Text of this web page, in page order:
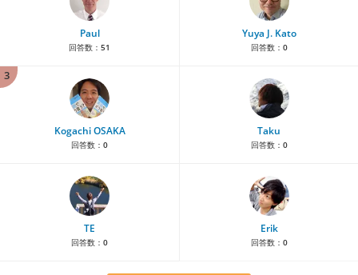
Paul
回答数： 51
Yuya J. Kato
回答数： 0
3
Kogachi OSAKA
回答数： 0
Taku
回答数： 0
TE
回答数： 0
Erik
回答数： 0